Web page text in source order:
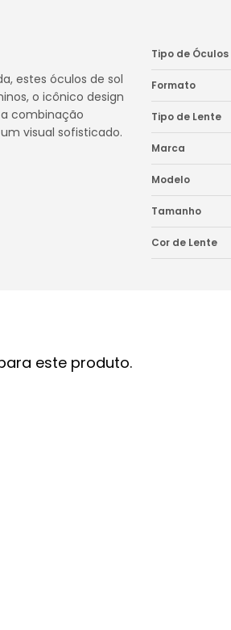
estes óculos de sol
o icônico design
combinação
visual sofisticado.
Tipo de Óculos
Formato
Tipo de Lente
Marca
Modelo
Tamanho
Cor de Lente
este produto.